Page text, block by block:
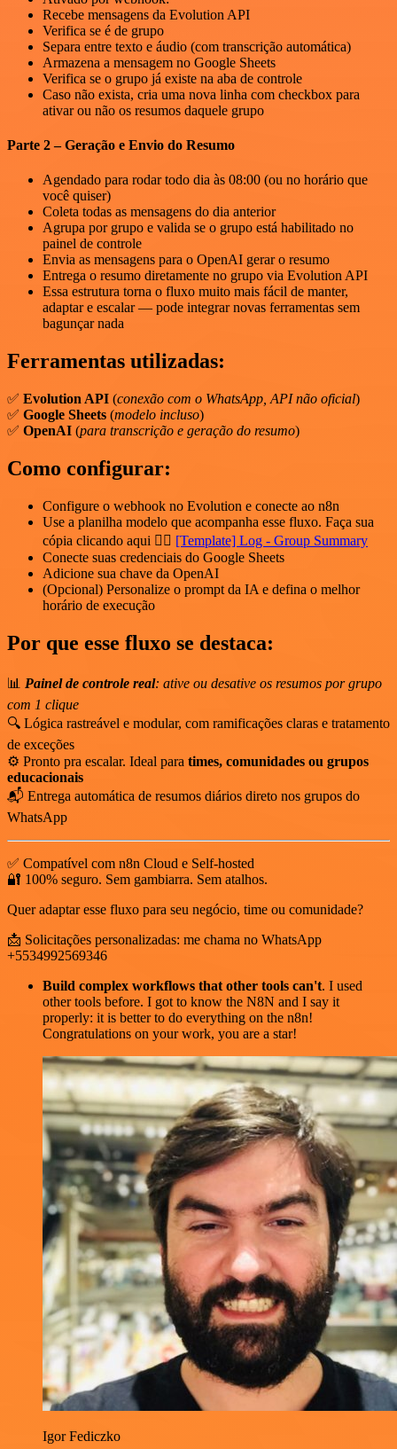
Recebe mensagens da Evolution API
Verifica se é de grupo
Separa entre texto e áudio (com transcrição automática)
Armazena a mensagem no Google Sheets
Verifica se o grupo já existe na aba de controle
Caso não exista, cria uma nova linha com checkbox para
ativar ou não os resumos daquele grupo
Parte 2 – Geração e Envio do Resumo
Agendado para rodar todo dia às 08:00 (ou no horário que
você quiser)
Coleta todas as mensagens do dia anterior
Agrupa por grupo e valida se o grupo está habilitado no
painel de controle
Envia as mensagens para o OpenAI gerar o resumo
Entrega o resumo diretamente no grupo via Evolution API
Essa estrutura torna o fluxo muito mais fácil de manter,
adaptar e escalar — pode integrar novas ferramentas sem
bagunçar nada
Ferramentas utilizadas:
✅ Evolution API (conexão com o WhatsApp, API não oficial)
✅ Google Sheets (modelo incluso)
✅ OpenAI (para transcrição e geração do resumo)
Como configurar:
Configure o webhook no Evolution e conecte ao n8n
Use a planilha modelo que acompanha esse fluxo. Faça sua
cópia clicando aqui 👉🏻 [Template] Log - Group Summary
Conecte suas credenciais do Google Sheets
Adicione sua chave da OpenAI
(Opcional) Personalize o prompt da IA e defina o melhor
horário de execução
Por que esse fluxo se destaca:
📊 Painel de controle real: ative ou desative os resumos por grupo
com 1 clique
🔍 Lógica rastreável e modular, com ramificações claras e tratamento
de exceções
⚙️ Pronto pra escalar. Ideal para times, comunidades ou grupos
educacionais
📬 Entrega automática de resumos diários direto nos grupos do
WhatsApp
✅ Compatível com n8n Cloud e Self-hosted
🔐 100% seguro. Sem gambiarra. Sem atalhos.
Quer adaptar esse fluxo para seu negócio, time ou comunidade?
📩 Solicitações personalizadas: me chama no WhatsApp
+5534992569346
Build complex workflows that other tools can't. I used
other tools before. I got to know the N8N and I say it
properly: it is better to do everything on the n8n!
Congratulations on your work, you are a star!
Igor Fediczko